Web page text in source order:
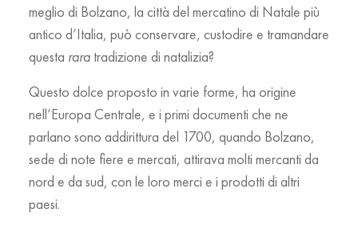
meglio di Bolzano, la città del mercatino di Natale più
antico d’Italia, può conservare, custodire e tramandare
questa raratradizione di natalizia?
Questo dolce proposto in varie forme, ha origine
nell’Europa Centrale, e i primi documenti che ne
parlano sono addirittura del 1700, quando Bolzano,
sede di note fiere e mercati, attirava molti mercanti da
nord e da sud, con le loro merci e i prodotti di altri
paesi.